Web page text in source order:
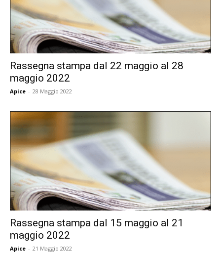
Rassegna stampa dal 22 maggio al 28
maggio 2022
Apice - 28 Maggio 2022
Rassegna stampa dal 15 maggio al 21
maggio 2022
Apice - 21 Maggio 2022